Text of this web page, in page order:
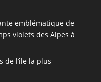
emblématique de
violets des Alpes à
de l’île la plus